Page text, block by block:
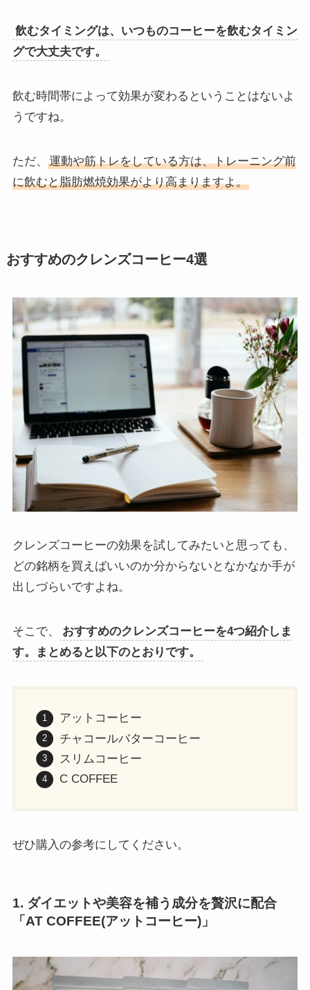
飲むタイミングは、いつものコーヒーを飲むタイミン
グで大丈夫です。
飲む時間帯によって効果が変わるということはないよ
うですね。
ただ、
運動や筋トレをしている方は、トレーニング前
に飲むと脂肪燃焼効果がより高まりますよ。
おすすめのクレンズコーヒー4選
クレンズコーヒーの効果を試してみたいと思っても、
どの銘柄を買えばいいのか分からないとなかなか手が
出しづらいですよね。
そこで、
おすすめのクレンズコーヒーを4つ紹介しま
す。まとめると以下のとおりです。
アットコーヒー
チャコールバターコーヒー
スリムコーヒー
C COFFEE
ぜひ購入の参考にしてください。
1. ダイエットや美容を補う成分を贅沢に配合
「AT COFFEE(アットコーヒー)」